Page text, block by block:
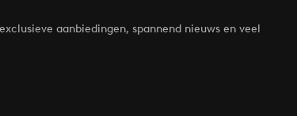
aanbiedingen, spannend nieuws en veel